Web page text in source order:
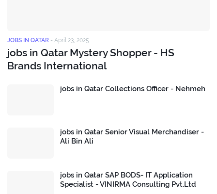
JOBS IN QATAR - April 23, 2025
jobs in Qatar Mystery Shopper - HS
Brands International
jobs in Qatar Collections Officer - Nehmeh
jobs in Qatar Senior Visual Merchandiser -
Ali Bin Ali
jobs in Qatar SAP BODS- IT Application
Specialist - VINIRMA Consulting Pvt.Ltd